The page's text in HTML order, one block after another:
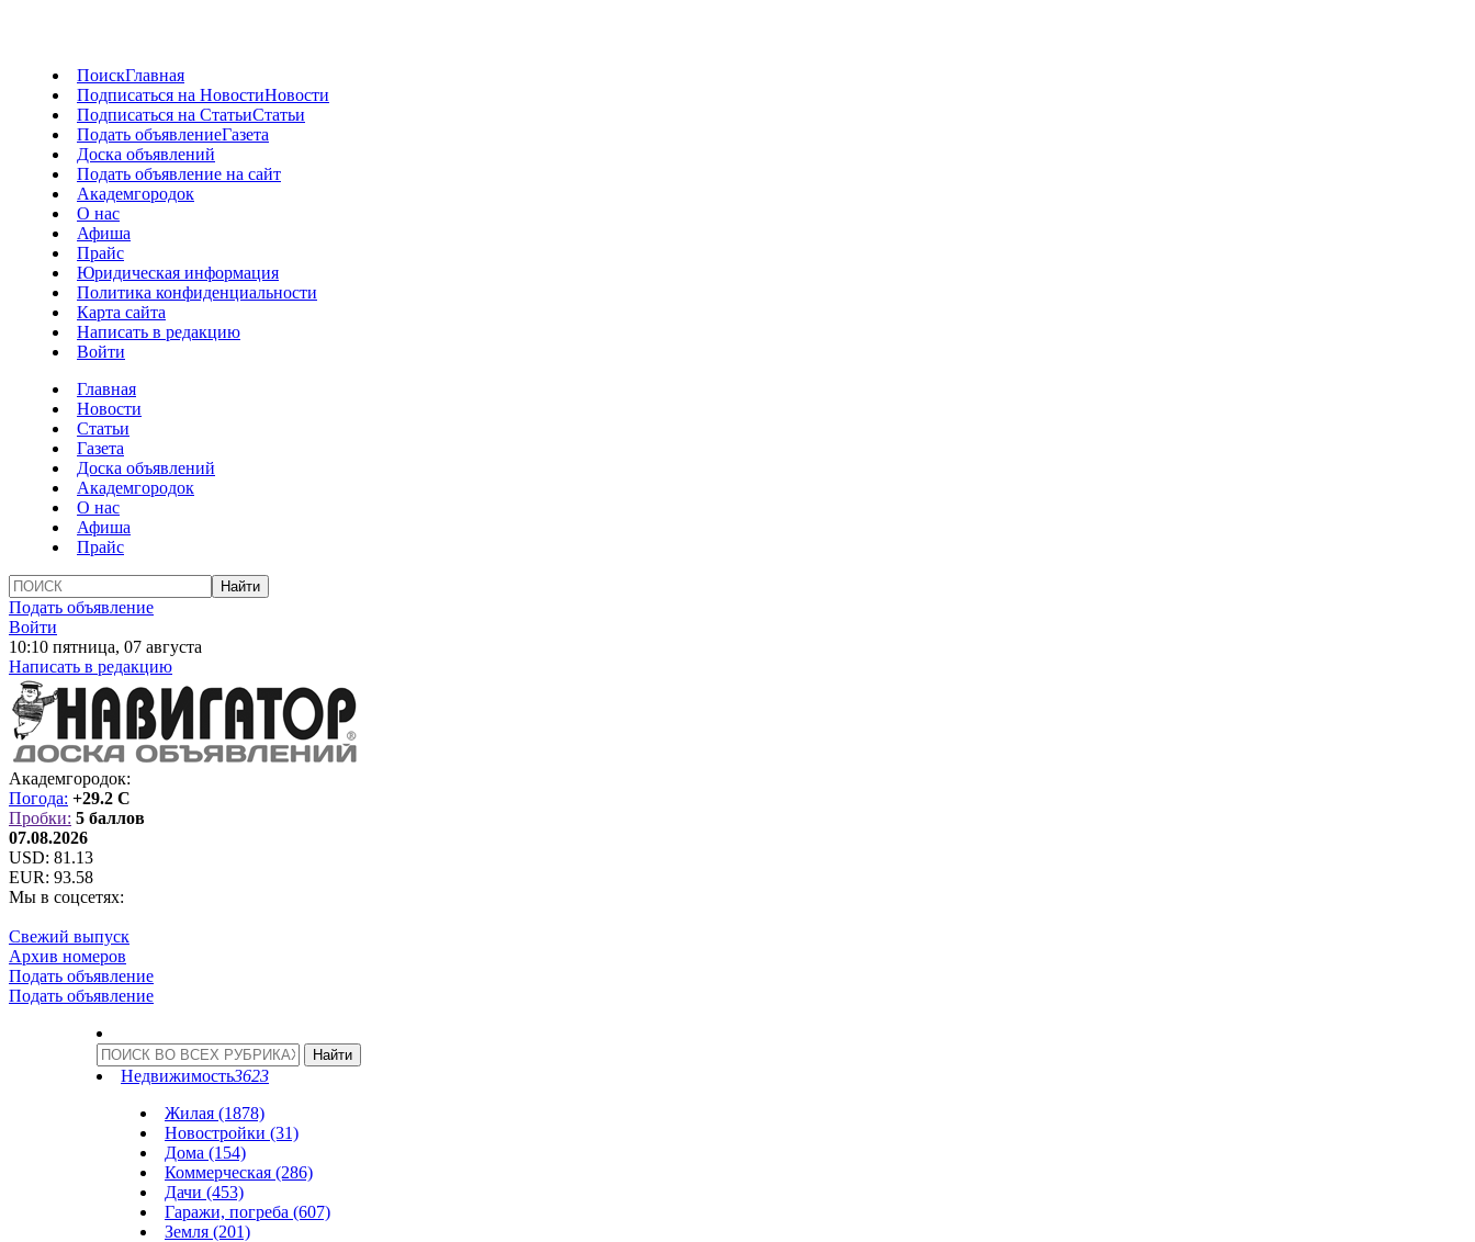
ПоискГлавная
Подписаться на НовостиНовости
Подписаться на СтатьиСтатьи
Подать объявлениеГазета
Доска объявлений
Подать объявление на сайт
Академгородок
О нас
Афиша
Прайс
Юридическая информация
Политика конфиденциальности
Карта сайта
Написать в редакцию
Войти
Главная
Новости
Статьи
Газета
Доска объявлений
Академгородок
О нас
Афиша
Прайс
Подать объявление
Войти
10:10 пятница, 07 августа
Написать в редакцию
Академгородок:
Погода: +29.2 C
Пробки: 5 баллов
07.08.2026
USD: 81.13
EUR: 93.58
Мы в соцсетях:
Свежий выпуск
Архив номеров
Подать объявление
Подать объявление
Недвижимость3623
Жилая (1878)
Новостройки (31)
Дома (154)
Коммерческая (286)
Дачи (453)
Гаражи, погреба (607)
Земля (201)